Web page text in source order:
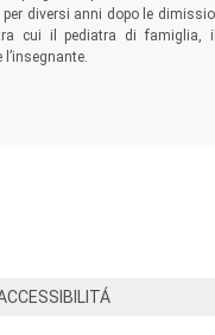
per diversi anni dopo le
cui il pediatra di famiglia,
pretermine